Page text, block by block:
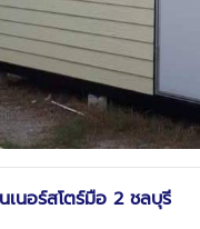
เนอร์สโตร์มือ 2 ชลบุรี